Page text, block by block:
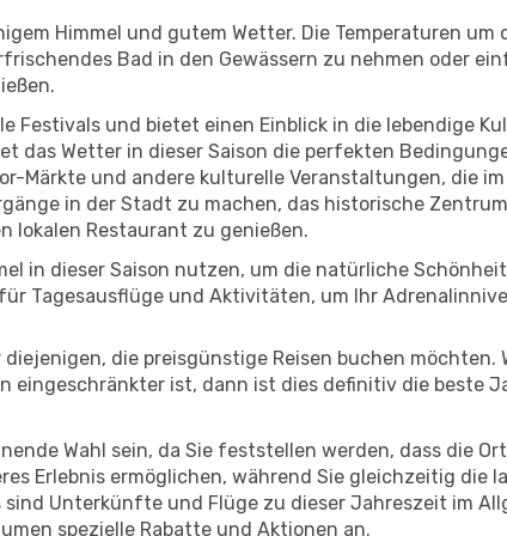
Himmel und gutem Wetter. Die Temperaturen um
Bad in den Gewässern zu nehmen oder
Festivals und bietet einen Einblick in die lebendige
das Wetter in dieser Saison die perfekten
Märkte und andere kulturelle Veranstaltungen, die
in der Stadt zu machen, das historische
lokalen Restaurant zu genießen.
in dieser Saison nutzen, um die natürliche
Tagesausflüge und Aktivitäten, um Ihr
die preisgünstige Reisen buchen möchten.
eingeschränkter ist, dann ist dies definitiv die beste
Wahl sein, da Sie feststellen werden, dass die
Erlebnis ermöglichen, während Sie gleichzeitig die
Unterkünfte und Flüge zu dieser Jahreszeit im
spezielle Rabatte und Aktionen an.